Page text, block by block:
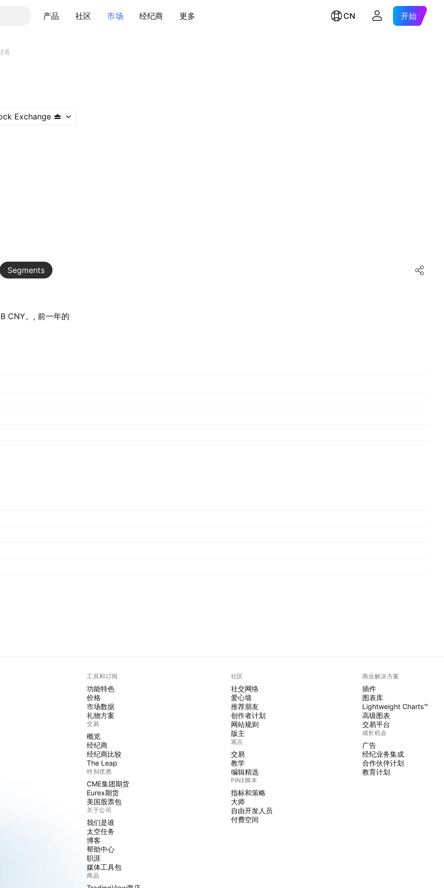
产品 社区 市场 经纪商 更多 CN 开始
务
Exchange
Segments
CNY。, 前一年的‪
工具和订阅
功能特色
价格
市场数据
礼物方案
交易
概览
经纪商
经纪商比较
The Leap
特别优惠
CME集团期货
Eurex期货
美国股票包
关于公司
我们是谁
太空任务
博客
帮助中心
职涯
媒体工具包
商品
社区
社交网络
爱心墙
推荐朋友
创作者计划
网站规则
版主
观点
交易
教学
编辑精选
PINE脚本
指标和策略
大师
自由开发人员
付费空间
商业解决方案
插件
图表库
Lightweight Charts™
高级图表
交易平台
成长机会
广告
经纪业务集成
合作伙伴计划
教育计划